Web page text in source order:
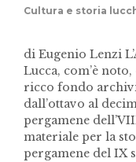
Cultura e storia
di Eugenio Lenzi
Lucca, com’è
ricco fondo
dall’ottavo al
pergamene
materiale per la
pergamene del IX